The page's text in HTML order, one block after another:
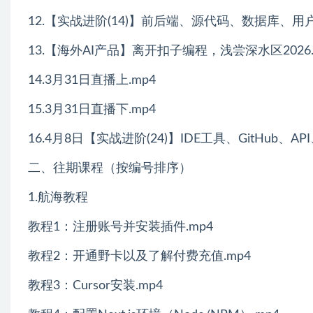
12.【实战进阶(14)】前后端、源代码、数据库、用
13.【海外AI产品】离开扣子编程，浅尝深水区
14.3月31日直播上.mp4
15.3月31日直播下.mp4
16.4月8日【实战进阶(24)】IDE工具、GitHub、
二、往期课程（按编号排序）
1.航海教程
教程1：注册账号并安装插件.mp4
教程2：开通野卡以及了解付费充值.mp4
教程3：Cursor安装.mp4